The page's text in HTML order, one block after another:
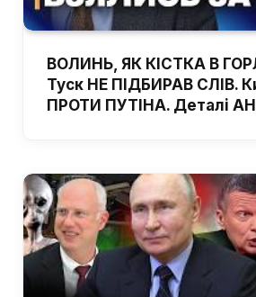
ВОЛИНЬ, ЯК КІСТКА В
Туск НЕ ПІДБИРАВ СЛІВ.
ПРОТИ ПУТІНА. Деталі